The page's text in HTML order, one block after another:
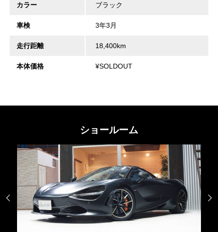
カラー ブラック
車検 3年3月
走行距離 18,400km
本体価格 ¥SOLDOUT
ショールーム
 